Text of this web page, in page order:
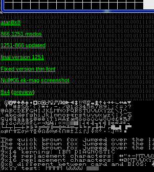
atari8x8
866,1251 msdos
1251-866 updated
final version 1251
Fixed version thin font
Null#06 ek-mag screenshot
8x4(preview)